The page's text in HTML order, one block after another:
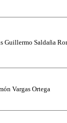
Guillermo Saldaña
Vargas Ortega